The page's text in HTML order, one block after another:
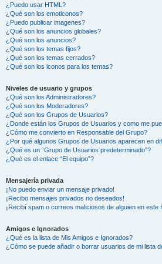
¿Puedo usar HTML?
¿Qué son los emoticonos?
¿Puedo publicar imagenes?
¿Qué son los anuncios globales?
¿Qué son los anuncios?
¿Qué son los temas fijos?
¿Qué son los temas cerrados?
¿Qué son los iconos para los temas?
Niveles de usuario y grupos
¿Qué son los Administradores?
¿Qué son los Moderadores?
¿Qué son los Grupos de Usuarios?
¿Donde están los Grupos de Usuarios y como me
¿Cómo me convierto en Responsable del Grupo?
¿Por qué algunos Grupos de Usuarios aparecen en
¿Qué es un “Grupo de Usuarios predeterminado”?
¿Qué es el enlace “El equipo”?
Mensajería privada
¡No puedo enviar un mensaje privado!
¡Recibo mensajes privados no deseados!
¡Recibí spam o correos maliciosos de alguien en este
Amigos e Ignorados
¿Qué es la lista de Mis Amigos e Ignorados?
¿Cómo se puede añadir o borrar usuarios de mi lista